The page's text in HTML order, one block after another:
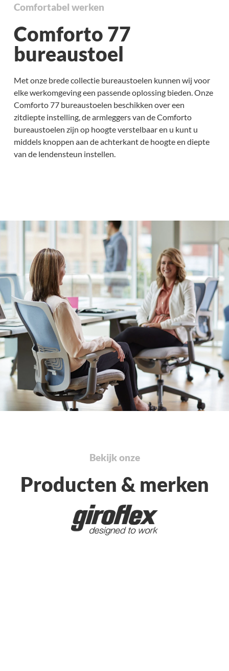
Comfortabel werken
Comforto 77
bureaustoel
Met onze brede collectie bureaustoelen kunnen wij voor
elke werkomgeving een passende oplossing bieden. Onze
Comforto 77 bureaustoelen beschikken over een
zitdiepte instelling, de armleggers van de Comforto
bureaustoelen zijn op hoogte verstelbaar en u kunt u
middels knoppen aan de achterkant de hoogte en diepte
van de lendensteun instellen.
Bekijk onze
Producten & merken